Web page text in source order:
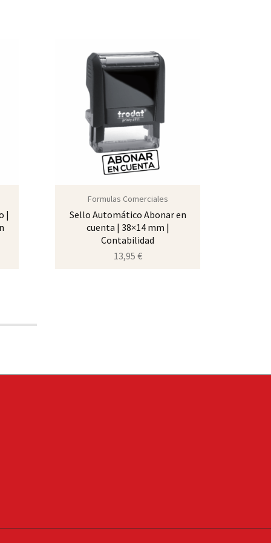
|
Formulas Comerciales
Sello Automático Abonar en
cuenta | 38×14 mm |
Contabilidad
13,95 €